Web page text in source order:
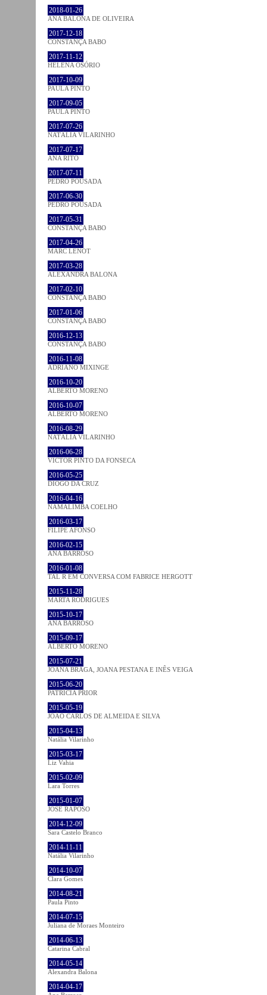
2018-01-26
ANA BALONA DE OLIVEIRA
2017-12-18
CONSTANÇA BABO
2017-11-12
HELENA OSÓRIO
2017-10-09
PAULA PINTO
2017-09-05
PAULA PINTO
2017-07-26
NATÁLIA VILARINHO
2017-07-17
ANA RITO
2017-07-11
PEDRO POUSADA
2017-06-30
PEDRO POUSADA
2017-05-31
CONSTANÇA BABO
2017-04-26
MARC LENOT
2017-03-28
ALEXANDRA BALONA
2017-02-10
CONSTANÇA BABO
2017-01-06
CONSTANÇA BABO
2016-12-13
CONSTANÇA BABO
2016-11-08
ADRIANO MIXINGE
2016-10-20
ALBERTO MORENO
2016-10-07
ALBERTO MORENO
2016-08-29
NATÁLIA VILARINHO
2016-06-28
VICTOR PINTO DA FONSECA
2016-05-25
DIOGO DA CRUZ
2016-04-16
NAMALIMBA COELHO
2016-03-17
FILIPE AFONSO
2016-02-15
ANA BARROSO
2016-01-08
TAL R EM CONVERSA COM FABRICE HERGOTT
2015-11-28
MARTA RODRIGUES
2015-10-17
ANA BARROSO
2015-09-17
ALBERTO MORENO
2015-07-21
JOANA BRAGA, JOANA PESTANA E INÊS VEIGA
2015-06-20
PATRÍCIA PRIOR
2015-05-19
JOÃO CARLOS DE ALMEIDA E SILVA
2015-04-13
Natália Vilarinho
2015-03-17
Liz Vahia
2015-02-09
Lara Torres
2015-01-07
JOSÉ RAPOSO
2014-12-09
Sara Castelo Branco
2014-11-11
Natália Vilarinho
2014-10-07
Clara Gomes
2014-08-21
Paula Pinto
2014-07-15
Juliana de Moraes Monteiro
2014-06-13
Catarina Cabral
2014-05-14
Alexandra Balona
2014-04-17